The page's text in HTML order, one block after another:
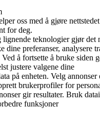
oss med å gjøre
for deg.
lignende teknologier gjør det
dine preferanser, analysere
å fortsette å bruke siden
justere valgene dine
på enheten. Velg
brukerprofiler for
gir resultater. Bruk
funksjoner